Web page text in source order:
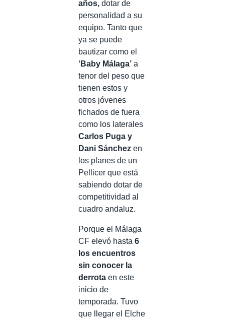
años, dotar de
personalidad a su
equipo. Tanto que
ya se puede
bautizar como el
‘Baby Málaga’ a
tenor del peso que
tienen estos y
otros jóvenes
fichados de fuera
como los laterales
Carlos Puga y
Dani Sánchez en
los planes de un
Pellicer que está
sabiendo dotar de
competitividad al
cuadro andaluz.
Porque el Málaga
CF elevó hasta 6
los encuentros
sin conocer la
derrota en este
inicio de
temporada. Tuvo
que llegar el Elche